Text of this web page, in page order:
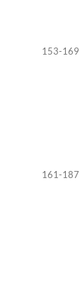
153-169
161-187